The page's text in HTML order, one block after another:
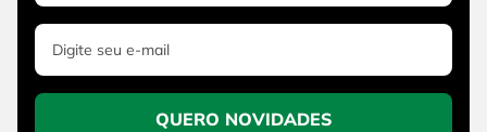
QUERO NOVIDADES